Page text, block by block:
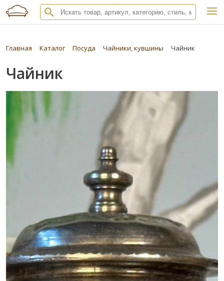
Главная Каталог Посуда Чайники, кувшины Чайник
Чайник